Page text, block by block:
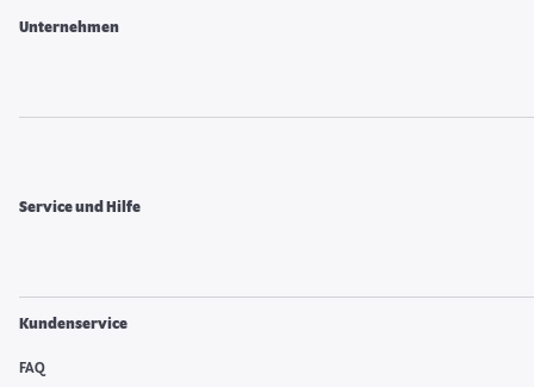
Unternehmen
Service und Hilfe
Kundenservice
FAQ